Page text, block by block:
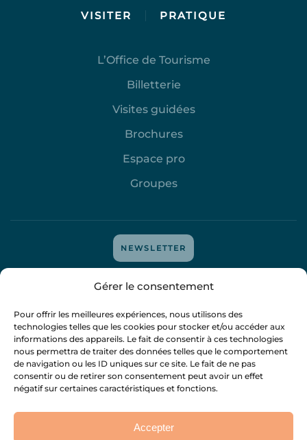
Gérer le consentement
Pour offrir les meilleures expériences, nous utilisons des
technologies telles que les cookies pour stocker et/ou accéder aux
informations des appareils. Le fait de consentir à ces technologies
nous permettra de traiter des données telles que le comportement
de navigation ou les ID uniques sur ce site. Le fait de ne pas
consentir ou de retirer son consentement peut avoir un effet
négatif sur certaines caractéristiques et fonctions.
Accepter
VISITER
PRATIQUE
L’Office de Tourisme
Billetterie
Visites guidées
Brochures
Espace pro
Groupes
NEWSLETTER
Mentions légales -Protection des données